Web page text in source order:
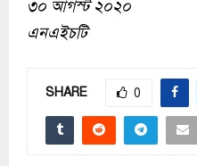
৩০ আগস্ট ২০২০
এনএইচটি
SHARE 0